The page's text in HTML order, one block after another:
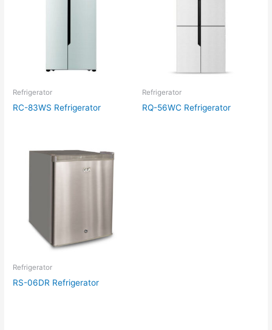
Refrigerator
RC-83WS Refrigerator
Refrigerator
RQ-56WC Refrigerator
Refrigerator
RS-06DR Refrigerator